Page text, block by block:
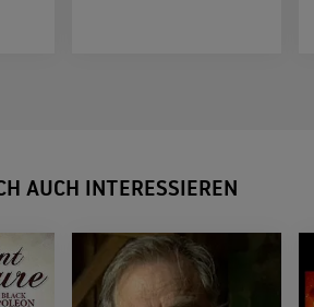
AUCH INTERESSIEREN